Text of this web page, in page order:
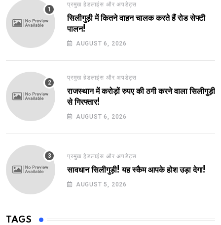
प्रमुख हेडलाइंस और अपडेट्स
सिलीगुड़ी में कितने वाहन चालक करते हैं रोड सेफ्टी
पालन!
AUGUST 6, 2026
प्रमुख हेडलाइंस और अपडेट्स
राजस्थान में करोड़ों रुपए की ठगी करने वाला सिलीगुड़ी
से गिरफ्तार!
AUGUST 6, 2026
प्रमुख हेडलाइंस और अपडेट्स
सावधान सिलीगुड़ी! यह स्कैम आपके होश उड़ा देगा!
AUGUST 5, 2026
TAGS